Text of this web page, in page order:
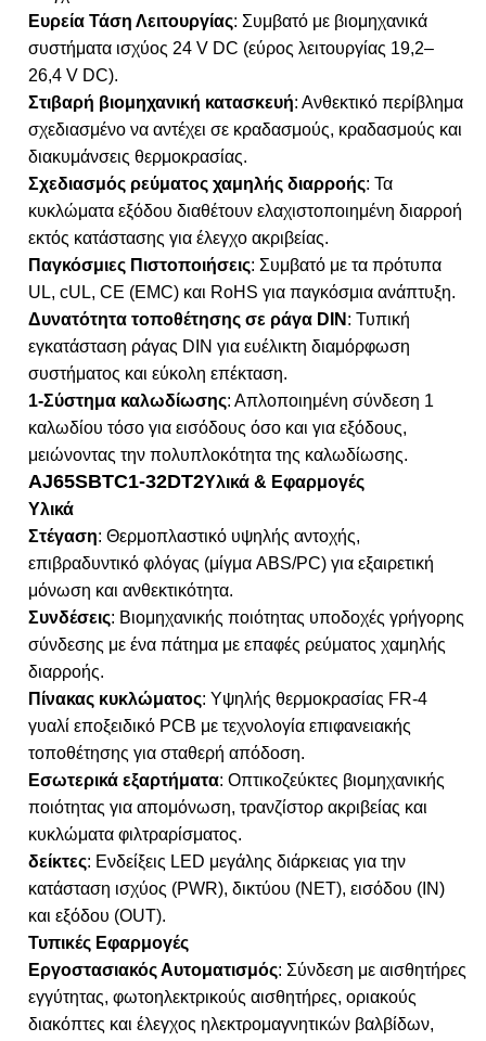
Ευρεία Τάση Λειτουργίας: Συμβατό με βιομηχανικά
συστήματα ισχύος 24 V DC (εύρος λειτουργίας 19,2–
26,4 V DC).
Στιβαρή βιομηχανική κατασκευή: Ανθεκτικό περίβλημα
σχεδιασμένο να αντέχει σε κραδασμούς, κραδασμούς και
διακυμάνσεις θερμοκρασίας.
Σχεδιασμός ρεύματος χαμηλής διαρροής: Τα
κυκλώματα εξόδου διαθέτουν ελαχιστοποιημένη διαρροή
εκτός κατάστασης για έλεγχο ακριβείας.
Παγκόσμιες Πιστοποιήσεις: Συμβατό με τα πρότυπα
UL, cUL, CE (EMC) και RoHS για παγκόσμια ανάπτυξη.
Δυνατότητα τοποθέτησης σε ράγα DIN : Τυπική
εγκατάσταση ράγας DIN για ευέλικτη διαμόρφωση
συστήματος και εύκολη επέκταση.
1-Σύστημα καλωδίωσης: Απλοποιημένη σύνδεση 1
καλωδίου τόσο για εισόδους όσο και για εξόδους,
μειώνοντας την πολυπλοκότητα της καλωδίωσης.
AJ65SBTC1-32DT2Υλικά & Εφαρμογές
Υλικά
Στέγαση: Θερμοπλαστικό υψηλής αντοχής,
επιβραδυντικό φλόγας (μίγμα ABS/PC) για εξαιρετική
μόνωση και ανθεκτικότητα.
Συνδέσεις: Βιομηχανικής ποιότητας υποδοχές γρήγορης
σύνδεσης με ένα πάτημα με επαφές ρεύματος χαμηλής
διαρροής.
Πίνακας κυκλώματος: Υψηλής θερμοκρασίας FR-4
γυαλί εποξειδικό PCB με τεχνολογία επιφανειακής
τοποθέτησης για σταθερή απόδοση.
Εσωτερικά εξαρτήματα: Οπτικοζεύκτες βιομηχανικής
ποιότητας για απομόνωση, τρανζίστορ ακριβείας και
κυκλώματα φιλτραρίσματος.
δείκτες: Ενδείξεις LED μεγάλης διάρκειας για την
κατάσταση ισχύος (PWR), δικτύου (NET), εισόδου (IN)
και εξόδου (OUT).
Τυπικές Εφαρμογές
Εργοστασιακός Αυτοματισμός: Σύνδεση με αισθητήρες
εγγύτητας, φωτοηλεκτρικούς αισθητήρες, οριακούς
διακόπτες και έλεγχος ηλεκτρομαγνητικών βαλβίδων,